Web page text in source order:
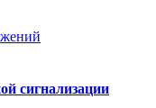
сигнализации